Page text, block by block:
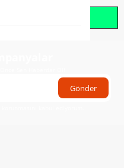
Gönder